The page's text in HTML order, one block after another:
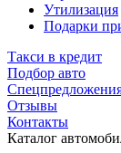
Утилизация
Подарки
Такси в кредит
Подбор авто
Отзывы
Контакты
Каталог